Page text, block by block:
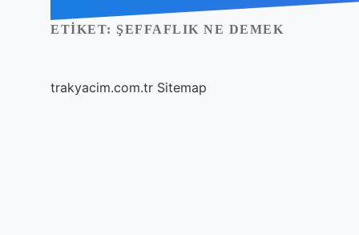
ETIKET: ŞEFFAFLIK NE DEMEK
trakyacim.com.tr Sitemap